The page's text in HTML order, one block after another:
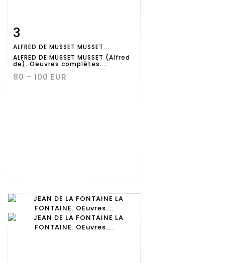
détaillée
3
ALFRED DE MUSSET MUSSET...
ALFRED DE MUSSET MUSSET (Alfred
de). Oeuvres complètes....
80 - 100 EUR